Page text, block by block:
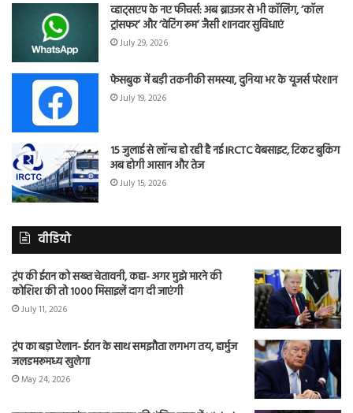
व्हाट्सएप के नए फीचर्स: अब ब्राउजर से भी कॉलिंग, ‘कॉल
ट्रांसफर’ और ‘वेटिंग रूम’ जैसी शानदार सुविधाएं
July 29, 2026
फेसबुक में बड़ी तकनीकी समस्या, दुनिया भर के यूजर्स परेशान
July 19, 2026
15 जुलाई से लॉन्च हो रही है नई IRCTC वेबसाइट, टिकट बुकिंग
अब होगी आसान और तेज
July 15, 2026
वीडियो
ट्रंप की ईरान को सख्त चेतावनी, कहा- अगर मुझे मारने की
कोशिश की तो 1000 मिसाइलें दाग दी जाएंगी
July 11, 2026
ट्रंप का बड़ा ऐलान- ईरान के साथ समझौता लगभग तय, हार्मुज
जलडमरूमध्य खुलेगा
May 24, 2026